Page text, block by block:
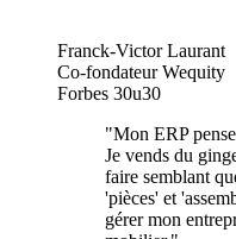
Franck-Victor Laurant
Co-fondateur Wequity
Forbes 30u30
"Mon ERP
Je vends du
faire semblant
'pièces' et
gérer mon